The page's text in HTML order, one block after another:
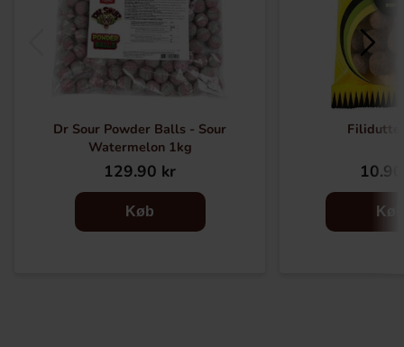
Dr Sour Powder Balls - Sour
Watermelon 1kg
129.90 kr
Køb Køb